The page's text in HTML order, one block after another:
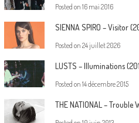
Posted on 16 mai 2016
SIENNA SPIRO – Visitor
Posted on 24 juillet 2026
LUSTS – Illuminations
Posted on 14 décembre 2015
THE NATIONAL – Trouble